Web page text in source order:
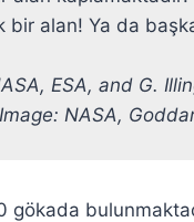
bir alan! Ya da
ESA, and G.
NASA,